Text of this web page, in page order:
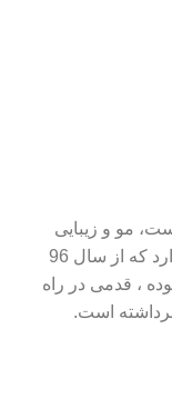
مو و زیبایی
نازگل افتخار این را دارد که از سال 96
، قدمی در راه
است.